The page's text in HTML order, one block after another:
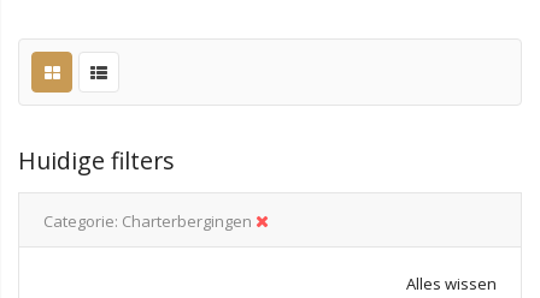
Huidige filters
Categorie Charterbergingen
Alles wissen